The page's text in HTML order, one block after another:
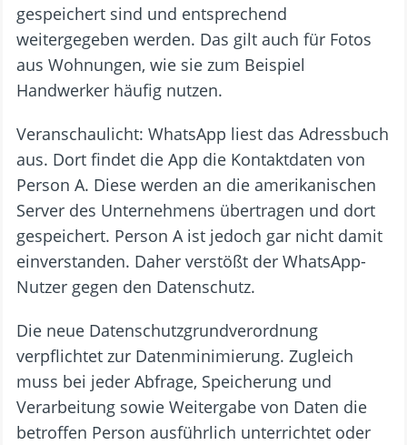
gespeichert sind und entsprechend
weitergegeben werden. Das gilt auch für Fotos
aus Wohnungen, wie sie zum Beispiel
Handwerker häufig nutzen.
Veranschaulicht: WhatsApp liest das Adressbuch
aus. Dort findet die App die Kontaktdaten von
Person A. Diese werden an die amerikanischen
Server des Unternehmens übertragen und dort
gespeichert. Person A ist jedoch gar nicht damit
einverstanden. Daher verstößt der WhatsApp-
Nutzer gegen den Datenschutz.
Die neue Datenschutzgrundverordnung
verpflichtet zur Datenminimierung. Zugleich
muss bei jeder Abfrage, Speicherung und
Verarbeitung sowie Weitergabe von Daten die
betroffen Person ausführlich unterrichtet oder